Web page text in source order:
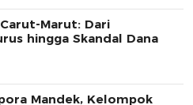
Marut: Dari
hingga Skandal Dana
Mandek, Kelompok